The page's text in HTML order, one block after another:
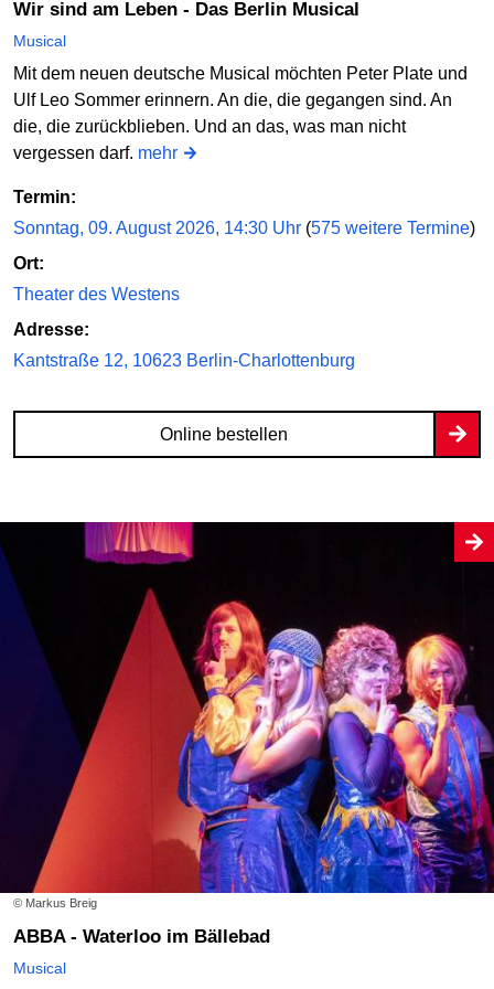
Fr 12.03.2027 19:30 Uhr
Disney Der Glöckner von Notre Dame
Admiralspalast
Online bestellen
Wir sind am Leben - Das Berlin Musical
Musical
Mit dem neuen deutsche Musical möchten Peter Plate und
Ulf Leo Sommer erinnern. An die, die gegangen sind. An
die, die zurückblieben. Und an das, was man nicht
vergessen darf. mehr
Termin:
Sonntag, 09. August 2026, 14:30 Uhr (575 weitere Termine)
Ort:
Theater des Westens
Adresse:
Kantstraße 12, 10623 Berlin-Charlottenburg
Online bestellen
© Markus Breig
ABBA - Waterloo im Bällebad
Musical